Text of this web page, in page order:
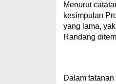
Menurut
kesimpulan
yang lama,
Randang
Dalam